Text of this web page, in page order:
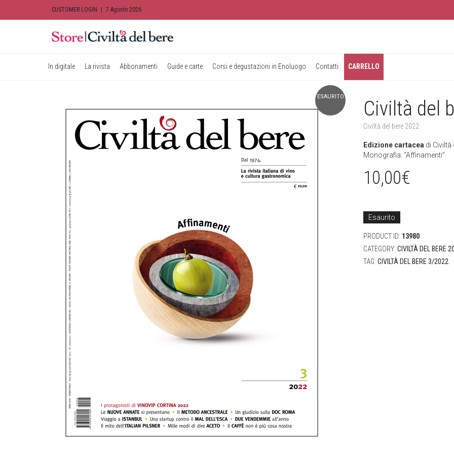
CUSTOMER LOGIN 7 Agosto 2026
In digitale La rivista Abbonamenti Guide e carte Corsi e degustazioni in Enoluogo Contatti CARRELLO
ESAURITO
Civiltà del
Civiltà del bere 2022
Edizione cartacea di Civiltà
Monografia: “Affinamenti”
10,00€
Esaurito
PRODUCT ID: 13980
CATEGORY: CIVILTÀ DEL BERE
TAG: CIVILTÀ DEL BERE 3/2022